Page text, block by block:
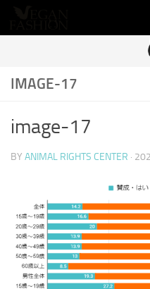
IMAGE-17
image-17
BY ANIMAL RIGHTS CENTER ·